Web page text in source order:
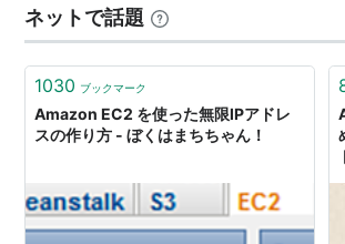
す。 ivanti 社のレポートによると、ラン
ネットで話題
1030 ブックマーク
Amazon EC2 を使った無限IPアドレ
スの作り方 - ぼくはまちちゃん！